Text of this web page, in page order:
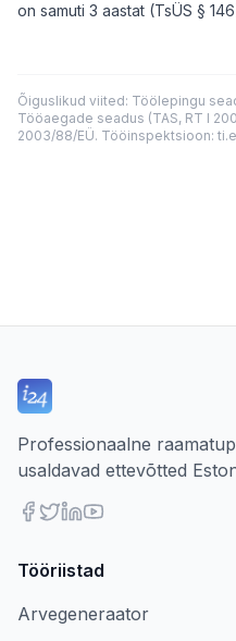
on samuti 3 aastat (TsÜS §
Õiguslikud viited: Töölepingu
Tööaegade seadus (TAS, RT I
2003/88/EÜ. Tööinspektsioon:
Professionaalne
usaldavad ettevõtted
Tööriistad
Arvegeneraator